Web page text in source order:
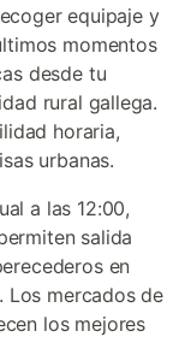
equipaje y
momentos
desde tu
rural gallega.
horaria,
urbanas.
a las 12:00,
salida
en
Los mercados de
los mejores